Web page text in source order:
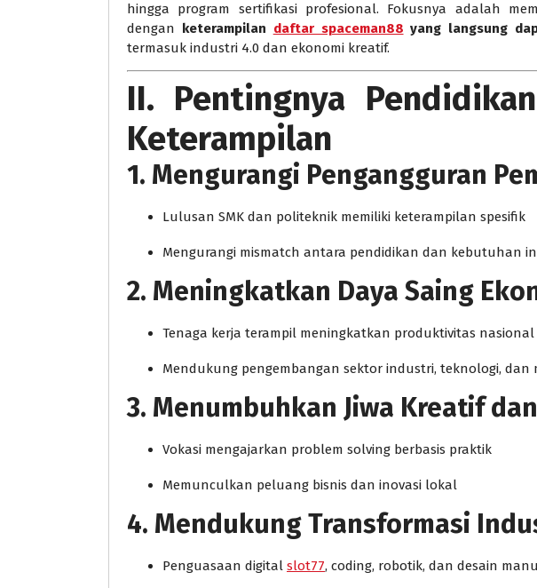
hingga program sertifikasi profesional. Fokusnya adalah
dengan keterampilan daftar spaceman88 yang langsung
termasuk industri 4.0 dan ekonomi kreatif.
II. Pentingnya
Keterampilan
1. Mengurangi Pengangguran
Lulusan SMK dan politeknik memiliki keterampilan spesifik
Mengurangi mismatch antara pendidikan dan kebutuhan
2. Meningkatkan Daya Saing
Tenaga kerja terampil meningkatkan produktivitas nasional
Mendukung pengembangan sektor industri, teknologi,
3. Menumbuhkan Jiwa Kreatif
Vokasi mengajarkan problem solving berbasis praktik
Memunculkan peluang bisnis dan inovasi lokal
4. Mendukung Transformasi
Penguasaan digital slot77, coding, robotik, dan desain